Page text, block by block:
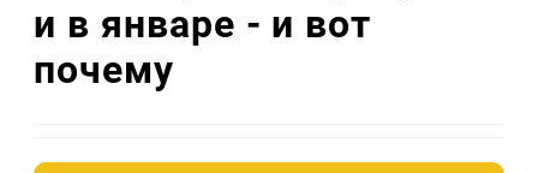
и в январе - и вот
почему